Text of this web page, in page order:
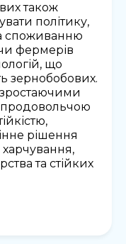
також
політику,
споживанню
фермерів
що
зернобобових.
зростаючими
рішення
та стійких